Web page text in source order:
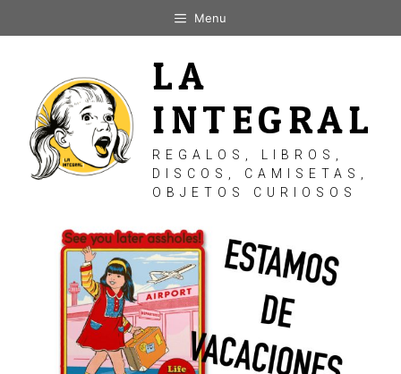
al
Menu
LA
INTEGRAL
REGALOS, LIBROS,
DISCOS, CAMISETAS,
OBJETOS CURIOSOS